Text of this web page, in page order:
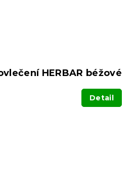
HERBAR béžové
Detail